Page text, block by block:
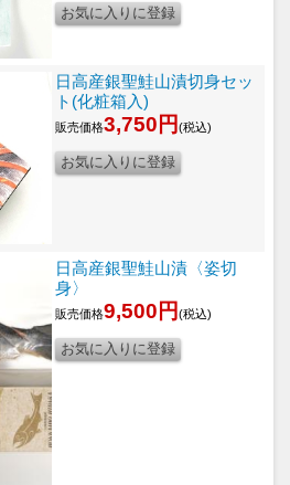
日高産銀聖鮭山漬切身セッ
ト(化粧箱入)
販売価格3,750円(税込)
日高産銀聖鮭山漬〈姿切
身〉
販売価格9,500円(税込)